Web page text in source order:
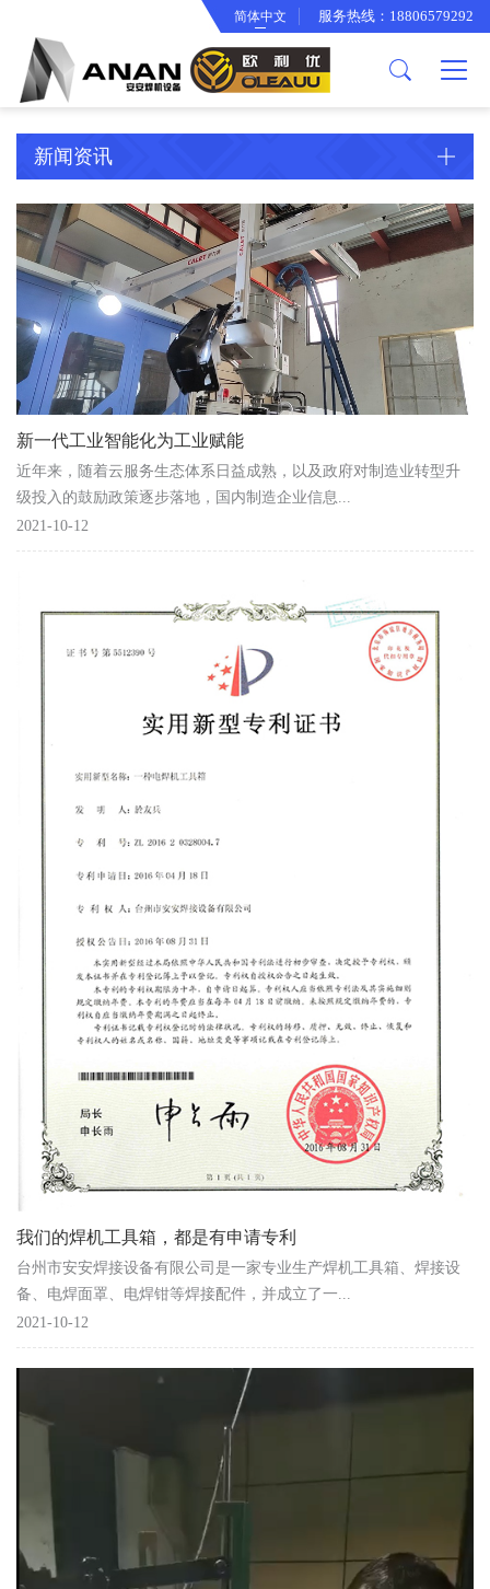
关于我们
公司简介
企业文化
合作伙伴
厂房设备
专利证书
产品中心
逆变焊机工具箱
面罩系列
渣锤系列
背带手提袋系列
变光面罩系列
电焊钳系列
电子线束系列
骨架系列
接地夹系列
逆变焊机面板系列
气泵配件
欧利优产品
智能冷却水箱
简体中文 服务热线：18806579292
新闻资讯
新一代工业智能化为工业赋能
近年来，随着云服务生态体系日益成熟，以及政府对制造业转型升
级投入的鼓励政策逐步落地，国内制造企业信息...
2021-10-12
我们的焊机工具箱，都是有申请专利
台州市安安焊接设备有限公司是一家专业生产焊机工具箱、焊接设
备、电焊面罩、电焊钳等焊接配件，并成立了一...
2021-10-12